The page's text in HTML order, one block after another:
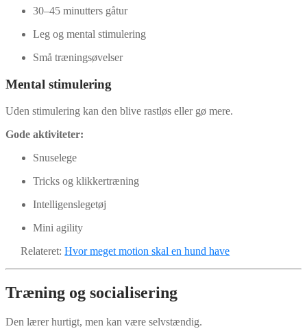
30–45 minutters gåtur
Leg og mental stimulering
Små træningsøvelser
Mental stimulering
Uden stimulering kan den blive rastløs eller gø mere.
Gode aktiviteter:
Snuselege
Tricks og klikkertræning
Intelligenslegetøj
Mini agility
Relateret:Hvor meget motion skal en hund have
Træning og socialisering
Den lærer hurtigt, men kan være selvstændig.